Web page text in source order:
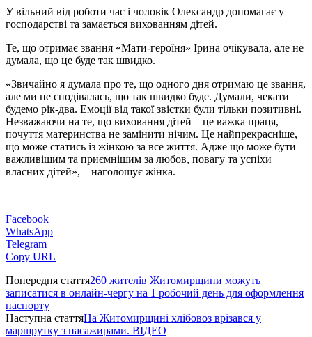
У вільний від роботи час і чоловік Олександр допомагає у
господарстві та замається вихованням дітей.
Те, що отримає звання «Мати-героїня» Ірина очікувала, але не
думала, що це буде так швидко.
«Звичайно я думала про те, що одного дня отримаю це звання,
але ми не сподівалась, що так швидко буде. Думали, чекати
будемо рік-два. Емоції від такої звістки були тільки позитивні.
Незважаючи на те, що виховання дітей – це важка праця,
почуття материнства не замінити нічим. Це найпрекрасніше,
що може статись із жінкою за все життя. Адже що може бути
важливішим та приємнішим за любов, повагу та успіхи
власних дітей», – наголошує жінка.
Facebook
WhatsApp
Telegram
Copy URL
Попередня стаття260 жителів Житомирщини можуть
записатися в онлайн-чергу на 1 робочий день для оформлення
паспорту
Наступна статтяНа Житомирщині хлібовоз врізався у
маршрутку з пасажирами. ВІДЕО